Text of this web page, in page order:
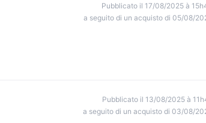
Pubblicato il 17/08/2025 à
a seguito di un acquisto di 05/08/
Pubblicato il 13/08/2025 à
a seguito di un acquisto di 03/08/